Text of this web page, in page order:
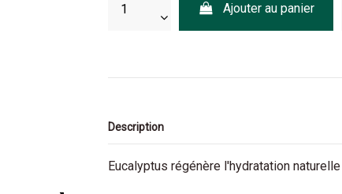
Ajouter au panier
Description
Eucalyptus régénère l'hydratation